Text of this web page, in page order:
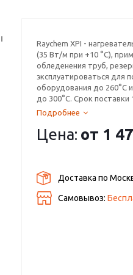
Raychem XPI -
(35 Вт/м при +10 °С),
обледенения труб,
эксплуатироваться для
оборудования до 260°С
до 300°С. Срок поставки
Подробнее
Цена: от 1
Доставка по
Самовывоз: